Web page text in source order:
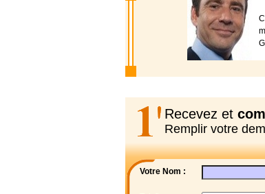
Recevez et
Remplir votre
Votre Nom :